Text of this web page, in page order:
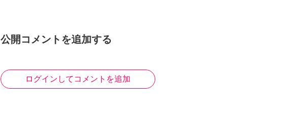
公開コメントを追加する
ログインしてコメントを追加